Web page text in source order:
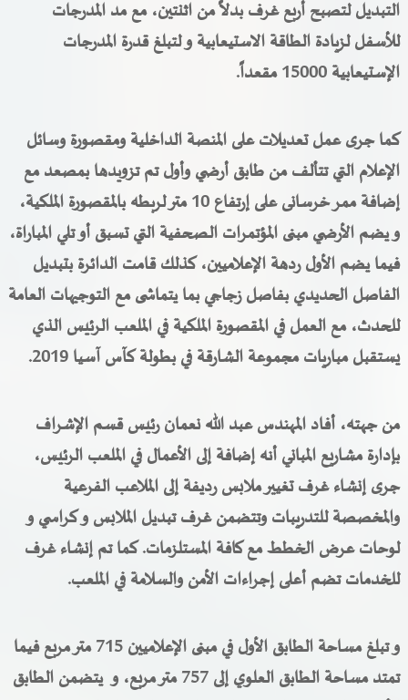
التبديل لتصبح أربع غرف بدلاً من اثنتين، مع مد المدرجات
للأسفل لزيادة الطاقة الاستيعابية و لتبلغ قدرة المدرجات
الإستيعابية 15000 مقعداً.
كما جرى عمل تعديلات على المنصة الداخلية ومقصورة وسائل
الإعلام التي تتألف من طابق أرضي وأول تم تزويدها بمصعد مع
إضافة ممر خرسانى على إرتفاع 10 متر لربطه بالمقصورة الملكية،
و يضم الأرضي مبنى المؤتمرات الصحفية التي تسبق أو تلي المباراة،
فيما يضم الأول ردهة الإعلاميين، كذلك قامت الدائرة بتبديل
الفاصل الحديدي بفاصل زجاجي بما يتماشى مع التوجيهات العامة
للحدث، مع العمل في المقصورة الملكية في الملعبالرئيس الذي
يستقبل مباريات مجموعة الشارقة في بطولة كآس آسيا 2019.
من جهته، أفاد المهندس عبد الله نعمان رئيس قسم الإشراف
بإدارة مشاريع المباني أنه إضافة إلى الأعمال في الملعب الرئيس،
جرى إنشاء غرف تغيير ملابس رديفة إلى الملاعب الفرعية
والمخصصة للتدريبات وتتضمن غرف تبديل الملابس و كراسي و
لوحات عرض الخطط مع كافة المستلزمات. كما تم إنشاء غرف
للخدمات تضم أعلى إجراءات الأمن والسلامة في الملعب.
و تبلغ مساحة الطابق الأول في مبنى الإعلاميين 715 متر مربع فيما
تمتد مساحة الطابق العلوي إلى 757 متر مربع، و يتضمن الطابق